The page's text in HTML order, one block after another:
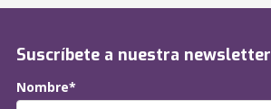
Suscríbete a nuestra newsletter
Nombre*